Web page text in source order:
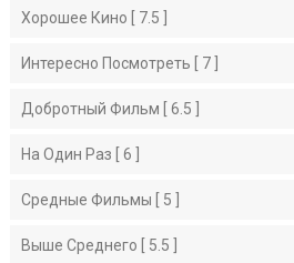
Хорошее Кино [ 7.5 ]
Интересно Посмотреть [ 7 ]
Добротный Фильм [ 6.5 ]
На Один Раз [ 6 ]
Средные Фильмы [ 5 ]
Выше Среднего [ 5.5 ]